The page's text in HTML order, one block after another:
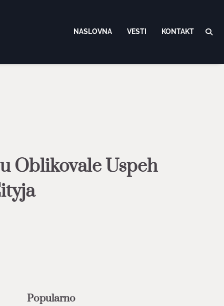
NASLOVNA VESTI KONTAKT
Oblikovale Uspeh
Popularno